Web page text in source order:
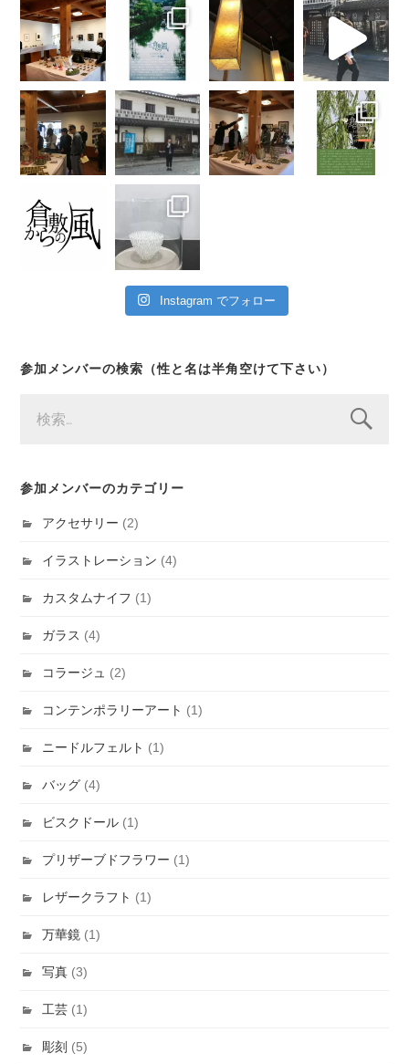
Instagram でフォロー
参加メンバーの検索（性と名は半角空けて下さい）
索:
参加メンバーのカテゴリー
アクセサリー (2)
イラストレーション (4)
カスタムナイフ (1)
ガラス (4)
コラージュ (2)
コンテンポラリーアート (1)
ニードルフェルト (1)
バッグ (4)
ビスクドール (1)
プリザーブドフラワー (1)
レザークラフト (1)
万華鏡 (1)
写真 (3)
工芸 (1)
彫刻 (5)